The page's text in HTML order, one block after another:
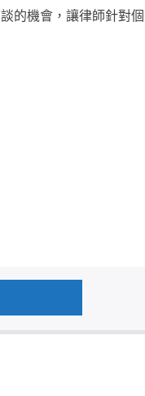
的機會，讓律師針對個